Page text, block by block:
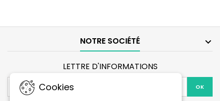
NOTRE SOCIÉTÉ 
Cookies
LETTRE D'INFORMATIONS